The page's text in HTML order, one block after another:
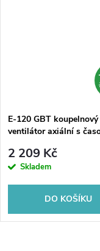
E-120 GBT koupelnový
ventilátor axiální s
2 209 Kč
Skladem
DO KOŠÍKU